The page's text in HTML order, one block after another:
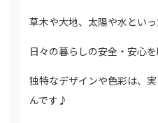
草木や大地、太陽や水といっ
日々の暮らしの安全・安心
独特なデザインや色彩は、
んです♪